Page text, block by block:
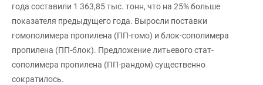
года составили 1 363,85 тыс. тонн, что на 25% больше
показателя предыдущего года. Выросли поставки
гомополимера пропилена (ПП-гомо) и блок-сополимера
пропилена (ПП-блок). Предложение литьевого стат-
сополимера пропилена (ПП-рандом) существенно
сократилось.